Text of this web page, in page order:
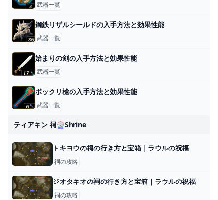
武器一覧
鋼鉄リザルシールドの入手方法と効果性能
武器一覧
始まりの剣の入手方法と効果性能
武器一覧
ボックリ槍の入手方法と効果性能
武器一覧
ティアキン 祠🎡shrine
トキヨウの祠の行き方と宝箱｜ラウルの祝福
祠の攻略
ジオタキオの祠の行き方と宝箱｜ラウルの祝福
祠の攻略